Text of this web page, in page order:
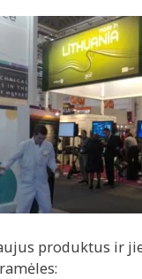
produktus ir